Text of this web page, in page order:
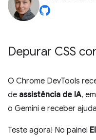
Depurar CSS
O Chrome DevTools
de assistência de IA,
o Gemini e receber
Teste agora! No painel